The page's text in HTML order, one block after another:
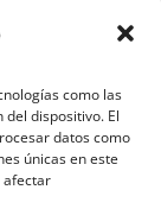
como las
dispositivo. El
datos como
únicas en este
afectar
pedir
en